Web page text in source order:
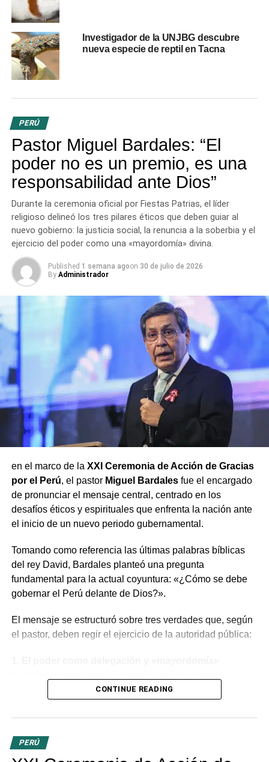
Investigador de la UNJBG descubre
nueva especie de reptil en Tacna
PERÚ
Pastor Miguel Bardales: “El
poder no es un premio, es una
responsabilidad ante Dios”
Durante la ceremonia oficial por Fiestas Patrias, el líder
religioso delineó los tres pilares éticos que deben guiar al
nuevo gobierno: la justicia social, la renuncia a la soberbia y el
ejercicio del poder como una «mayordomía» divina.
Published 1 semana agoon 30 de julio de 2026
By Administrador
en el marco de la XXI Ceremonia de Acción de Gracias
por el Perú, el pastor Miguel Bardalesfue el encargado
de pronunciar el mensaje central, centrado en los
desafíos éticos y espirituales que enfrenta la nación ante
el inicio de un nuevo periodo gubernamental.
Tomando como referencia las últimas palabras bíblicas
del rey David, Bardales planteó una pregunta
fundamental para la actual coyuntura: «¿Cómo se debe
gobernar el Perú delante de Dios?».
El mensaje se estructuró sobre tres verdades que, según
el pastor, deben regir el ejercicio de la autoridad pública:
político, sino una delegación divina. Dirigiéndose a la
poder recibido es unaresponsabilidad o
ante Dios, tanto por lo público como por lo privado. «Los
CONTINUE READING
PERÚ